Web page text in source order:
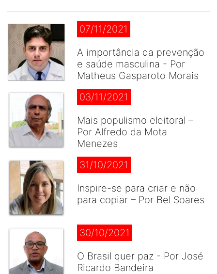
07/11/2021
A importância da prevenção
e saúde masculina - Por
Matheus Gasparoto Morais
03/11/2021
Mais populismo eleitoral –
Por Alfredo da Mota
Menezes
31/10/2021
Inspire-se para criar e não
para copiar – Por Bel Soares
30/10/2021
O Brasil quer paz - Por José
Ricardo Bandeira